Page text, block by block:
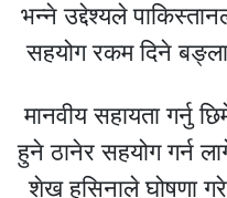
भन्ने उद्देश्यले
सहयोग रकम दिने
मानवीय सहायता गर्नु
हुने ठानेर सहयोग गर्न
शेख हसिनाले घोषणा